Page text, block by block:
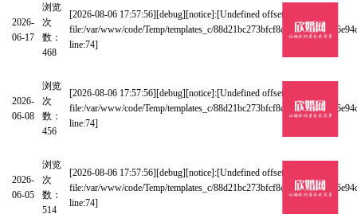
西安沣 性价比绝美白绿水晶婚礼堂
2026-
06-17
浏览
次
数：
468
[2026-08-06 17:57:56][debug][notice]:[Undefined offset: 0 at
file:/var/www/code/Temp/templates_c/
line:74]
找到了！！西安高新高性价比星级会议酒店
2026-
06-08
浏览
次
数：
456
[2026-08-06 17:57:56][debug][notice]:[Undefined offset: 0 at
file:/var/www/code/Temp/templates_c/
line:74]
未央区温柔的香槟金色婚礼 轻奢高雅～
2026-
06-05
浏览
次
数：
514
[2026-08-06 17:57:56][debug][notice]:[Undefined offset: 0 at
file:/var/www/code/Temp/templates_c/
line:74]